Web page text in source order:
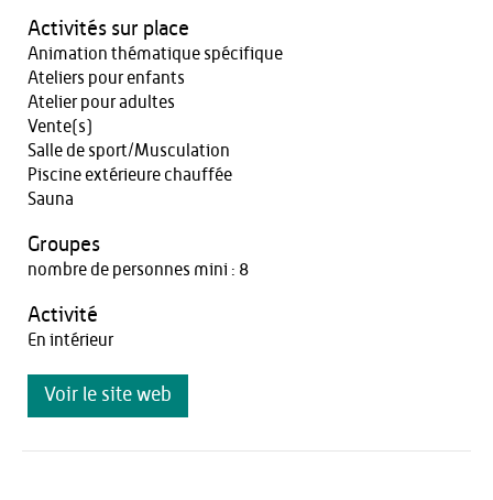
Activités sur place
Animation thématique spécifique
Ateliers pour enfants
Atelier pour adultes
Vente(s)
Salle de sport/Musculation
Piscine extérieure chauffée
Sauna
Groupes
nombre de personnes mini : 8
Activité
En intérieur
Voir le site web